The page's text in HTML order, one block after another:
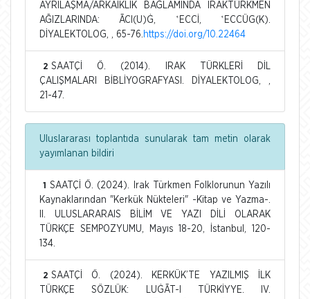
AYRILAŞMA/ARKAİKLİK BAĞLAMINDA IRAKTÜRKMEN
AĞIZLARINDA: ĀCI(U)Ġ, ʽECCİ, ʽECCÜG(K).
DİYALEKTOLOG, , 65-76. https://doi.org/10.22464
2 SAATÇİ Ö. (2014). IRAK TÜRKLERİ DİL
ÇALIŞMALARI BİBLİYOGRAFYASI. DİYALEKTOLOG, ,
21-47.
Uluslararası toplantıda sunularak tam metin olarak
yayımlanan bildiri
1
SAATÇİ Ö. (2024). Irak Türkmen Folklorunun Yazılı
Kaynaklarından "Kerkük Nükteleri" -Kitap ve Yazma-.
II. ULUSLARARAIS BİLİM VE YAZI DİLİ OLARAK
TÜRKÇE SEMPOZYUMU, Mayıs 18-20, İstanbul, 120-
134.
2 SAATÇİ Ö. (2024). KERKÜK’TE YAZILMIŞ İLK
TÜRKÇE SÖZLÜK: LUĠĀT-I TÜRKİYYE. IV.